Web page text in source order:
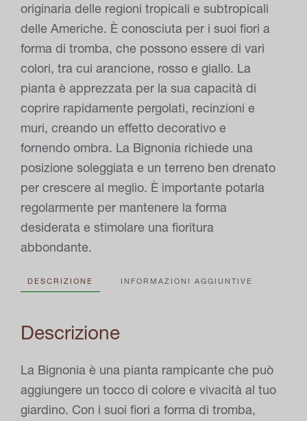
originaria delle regioni tropicali e subtropicali
delle Americhe. È conosciuta per i suoi fiori a
forma di tromba, che possono essere di vari
colori, tra cui arancione, rosso e giallo. La
pianta è apprezzata per la sua capacità di
coprire rapidamente pergolati, recinzioni e
muri, creando un effetto decorativo e
fornendo ombra. La Bignonia richiede una
posizione soleggiata e un terreno ben drenato
per crescere al meglio. È importante potarla
regolarmente per mantenere la forma
desiderata e stimolare una fioritura
abbondante.
DESCRIZIONE INFORMAZIONI AGGIUNTIVE
Descrizione
La Bignonia è una pianta rampicante che può
aggiungere un tocco di colore e vivacità al tuo
giardino. Con i suoi fiori a forma di tromba,